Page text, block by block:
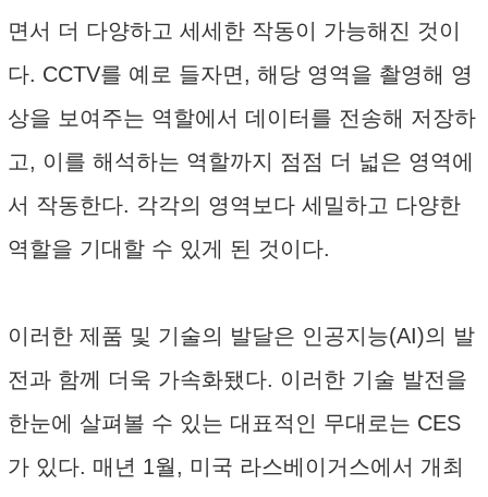
면서 더 다양하고 세세한 작동이 가능해진 것이
다. CCTV를 예로 들자면, 해당 영역을 촬영해 영
상을 보여주는 역할에서 데이터를 전송해 저장하
고, 이를 해석하는 역할까지 점점 더 넓은 영역에
서 작동한다. 각각의 영역보다 세밀하고 다양한
역할을 기대할 수 있게 된 것이다.
이러한 제품 및 기술의 발달은 인공지능(AI)의 발
전과 함께 더욱 가속화됐다. 이러한 기술 발전을
한눈에 살펴볼 수 있는 대표적인 무대로는 CES
가 있다. 매년 1월, 미국 라스베이거스에서 개최